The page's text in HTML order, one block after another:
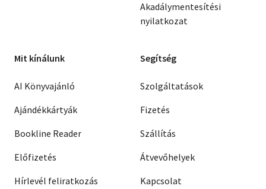
Akadálymentesítési
nyilatkozat
Mit kínálunk
AI Könyvajánló
Ajándékkártyák
Bookline Reader
Előfizetés
Hírlevél feliratkozás
Segítség
Szolgáltatások
Fizetés
Szállítás
Átvevőhelyek
Kapcsolat